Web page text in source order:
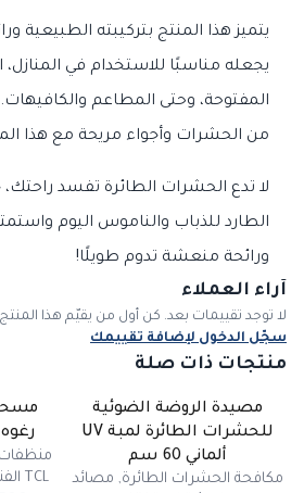
يتميز هذا المنتج بتركيبته الطبيعية
يجعله مناسبًا للاستخدام في المنازل،
المفتوحة، وحتى المطاعم
من الحشرات وأجواء مريحة مع هذا
لا تدع الحشرات الطائرة تفسد
الطارد للذباب والناموس اليوم
ورائحة منعشة تدوم طويلًا!
آراء العملاء
لا توجد تقييمات بعد. كن أول من يقيّم هذا
سجّل الدخول لإضافة تقييمك
منتجات ذات صلة
مصيدة الروضة الضوئية
للحشرات الطائرة لمبة UV
ألماني 60 سم
مكافحة الحشرات الطائرة, مصائد
رغوه SUPPER FOAMLESS
TCL الفندقية